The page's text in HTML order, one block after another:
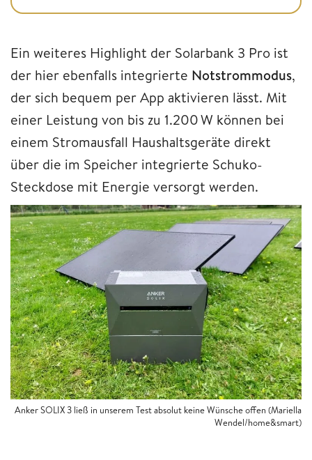
Ein weiteres Highlight der Solarbank 3 Pro ist
der hier ebenfalls integrierte Notstrommodus,
der sich bequem per App aktivieren lässt. Mit
einer Leistung von bis zu 1.200 W können bei
einem Stromausfall Haushaltsgeräte direkt
über die im Speicher integrierte Schuko-
Steckdose mit Energie versorgt werden.
Anker SOLIX 3 ließ in unserem Test absolut keine Wünsche offen (Mariella
Wendel/home&smart)